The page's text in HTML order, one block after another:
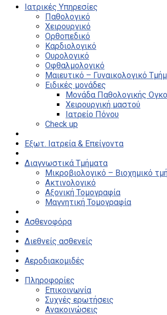
Ιατρικές Υπηρεσίες
Παθολογικό
Χειρουργικό
Ορθοπεδικό
Καρδιολογικό
Ουρολογικό
Οφθαλμολογικό
Μαιευτικό – Γυναικολογικό
Ειδικές μονάδες
Μονάδα Παθολογικής
Χειρουργική μαστού
Ιατρείο Πόνου
Check up
Εξωτ. Ιατρεία & Επείγοντα
Διαγνωστικά Τμήματα
Μικροβιολογικό – Βιοχημικό
Ακτινολογικό
Αξονική Τομογραφία
Μαγνητική Τομογραφία
Ασθενοφόρα
Διεθνείς ασθενείς
Αεροδιακομιδές
Πληροφορίες
Επικοινωνία
Συχνές ερωτήσεις
Ανακοινώσεις